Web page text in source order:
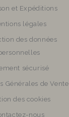
et Expéditions
légales
des données
sécurisé
Générales de Vente
des cookies
nous